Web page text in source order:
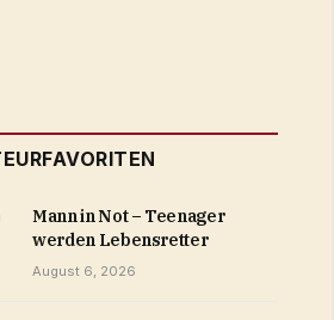
Mann in Not – Teenager
werden Lebensretter
August 6, 2026